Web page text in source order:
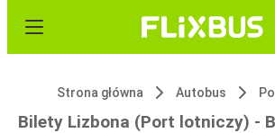
Strona główna Autobus
Bilety Lizbona (Port lotniczy) -